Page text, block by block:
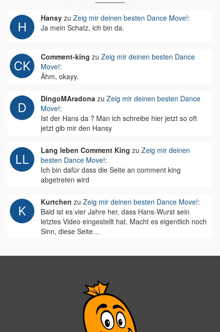
Hansy zu Zeig mir deinen besten Dance Move!:
Ja mein Schatz, ich bin da.
Comment-king zu Zeig mir deinen besten Dance
Move!:
Ähm, okayy.
DingoMAradona zu Zeig mir deinen besten Dance
Move!:
Ist der Hans da ? Man ich schreibe hier jetzt so oft
jetzt gib mir den Hansy
Lang leben Comment King zu Zeig mir deinen
besten Dance Move!:
Ich bin dafür dass die Seite an comment king
abgetreten wird
Kurtchen zu Zeig mir deinen besten Dance Move!:
Bald ist es vier Jahre her, dass Hans-Wurst sein
letztes Video eingestellt hat. Macht es eigentlich noch
Sinn, diese Seite…